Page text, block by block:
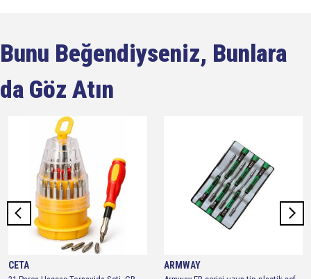
Bunu Beğendiyseniz, Bunlara
da Göz Atın
CETA ARMWAY